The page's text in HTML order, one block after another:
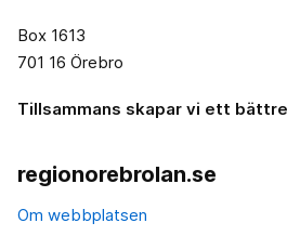
Box 1613
701 16 Örebro
Tillsammans skapar vi ett
regionorebrolan.se
Om webbplatsen